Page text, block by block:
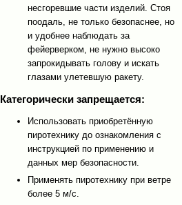
несгоревшие части изделий. Стоя
поодаль, не только безопаснее, но
и удобнее наблюдать за
фейерверком, не нужно высоко
запрокидывать голову и искать
глазами улетевшую ракету.
Категорически запрещается:
Использовать приобретённую
пиротехнику до ознакомления с
инструкцией по применению и
данных мер безопасности.
Применять пиротехнику при ветре
более 5 м/с.